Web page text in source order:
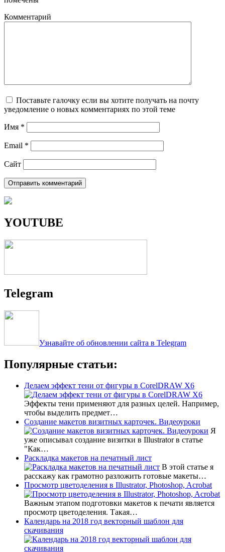
Комментарий
Поставьте галочку если вы хотите получать на почту
уведомление о новых комментариях по этой теме
Имя *
Email *
Сайт
YOUTUBE
Telegram
Узнавайте об обновлении сайта в Telegram
Популярные статьи:
Делаем эффект тени от фигуры в CorelDRAW X6
Эффекты тени применяют для разных целей. Например,
чтобы выделить предмет…
Создание макетов визитных карточек. Видеоуроки
Я
уже описывал создание визитки в Illustrator в статье
"Как…
Раскладка макетов на печатный лист
В этой статье я
расскажу как грамотно разложить готовые макеты…
Просмотр цветоделения в Illustrator, Photoshop, Acrobat
Важным этапом подготовки макетов к печати является
просмотр цветоделения. Такая…
Календарь на 2018 год векторный шаблон для
скачивания